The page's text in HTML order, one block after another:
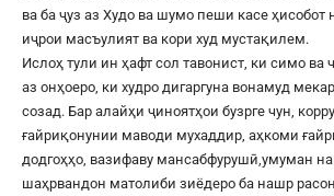
ва ба ҷуз аз Худо ва шумо пеши касе
иҷрои масъулият ва кори худ мустақилем.
Ислоҳ тули ин ҳафт сол тавонист, ки симо ва
аз онҳоеро, ки худро дигаргуна вонамуд
созад. Бар алайҳи ҷиноятҳои бузрге чун,
ғайриқонунии маводи мухаддир, аҳкоми
додгоҳҳо, вазифаву мансабфурушӣ,умуман
шаҳрвандон матолиби зиёдеро ба нашр